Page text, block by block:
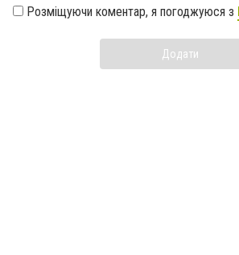
Розміщуючи коментар, я погоджуюся з
Додати